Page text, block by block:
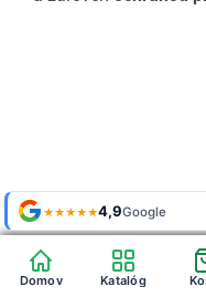
★★★★★4,9Google
Shop roku'24 + '25
Domov Katalóg
★★★★★4,9Google
Shop roku'24 + '25
Domov Katalóg